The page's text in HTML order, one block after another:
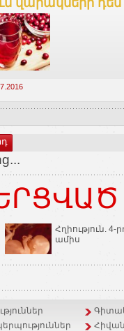
վարակների
Հղիություն. 4-
ամիս